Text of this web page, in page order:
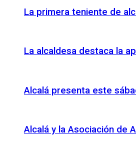
La primera teniente de
La alcaldesa destaca la
Alcalá presenta este
Alcalá y la Asociación de